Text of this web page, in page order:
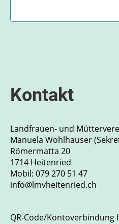
Kontakt
Landfrauen- und
Manuela Wohlhauser
Römermatta 20
1714 Heitenried
Mobil: 079 270 51 47
info@lmvheitenried.ch
QR-Code/Kontoverbindung